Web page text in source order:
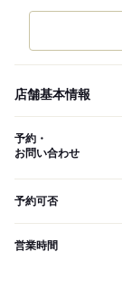
店舗基本情報
予約・
お問い合わせ
予約可否
営業時間